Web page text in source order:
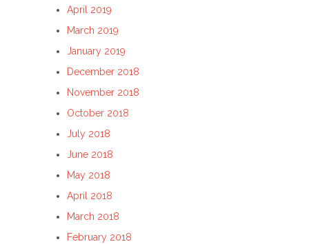
April 2019
March 2019
January 2019
December 2018
November 2018
October 2018
July 2018
June 2018
May 2018
April 2018
March 2018
February 2018